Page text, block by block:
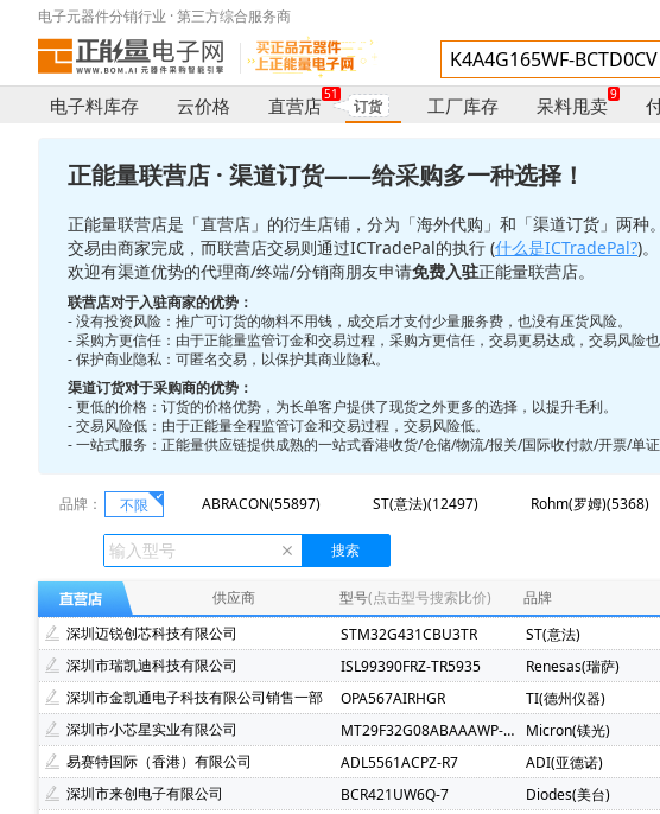
电子元器件分销行业 · 第三方综合服务商
电子料库存 云价格 直营店
51
订货 工厂库存 呆料甩卖
9
正能量联营店 · 渠道订货——给采购多一种选择！
正能量联营店是「直营店」的衍生店铺，分为「海外代购」和「渠道订货」两
交易由商家完成，而联营店交易则通过ICTradePal的执行 (什么是ICTradePal?)。
欢迎有渠道优势的代理商/终端/分销商朋友申请免费入驻正能量联营店。
联营店对于入驻商家的优势：
- 没有投资风险：推广可订货的物料不用钱，成交后才支付少量服务费，也没有压货风险。
- 采购方更信任：由于正能量监管订金和交易过程，采购方更信任，交易更易达成，交易风险也
- 保护商业隐私：可匿名交易，以保护其商业隐私。
渠道订货对于采购商的优势：
- 更低的价格：订货的价格优势，为长单客户提供了现货之外更多的选择，以提升毛利。
- 交易风险低：由于正能量全程监管订金和交易过程，交易风险低。
- 一站式服务：正能量供应链提供成熟的一站式香港收货/仓储/物流/报关/国际收付款/开票/单证
品牌： 不限 ABRACON(55897) ST(意法)(12497) Rohm(罗姆)(5368)
Ecliptek(507)
TOSHIBA(东芝)(400)
XLSEMI(芯龙)(185)
Renesas(瑞萨)(162)
Mindmotion(灵动微)(72)
JST(日压)(70) Cyntec(乾坤)(69)
Infineon(英飞凌)(49)
Hisilicon(海思)(40) Cachip(锦锐)(36)
SGMICRO(圣邦微)(34)
Cypress(赛普拉斯)(31) Samwha(三和电容器
Brightking(台湾君耀)(22)
MotorComm(裕太微)(22) Nations(国民技
SILICON LABS(芯科)(20)
RUNIC(润石)(19) Chiplntelli(启英泰伦)(19)
LOWPOWER(微源半导体)(14)
HED(华大电子)(13) X-Powers(芯智汇
XILINX(赛灵思)(10)
Nuvoton(新唐)(9) WALTER(华德)(9)
供应商 型号(点击型号搜索比价) 品牌
深圳迈锐创芯科技有限公司
STM32G431CBU3TR ST(意法)
深圳市瑞凯迪科技有限公司
ISL99390FRZ-TR5935 Renesas(瑞萨)
深圳市金凯通电子科技有限公司销售一部
OPA567AIRHGR TI(德州仪器)
深圳市小芯星实业有限公司
MT29F32G08ABAAAWP-ITZ:A Micron(镁光)
易赛特国际（香港）有限公司
ADL5561ACPZ-R7 ADI(亚德诺)
深圳市来创电子有限公司
BCR421UW6Q-7 Diodes(美台)